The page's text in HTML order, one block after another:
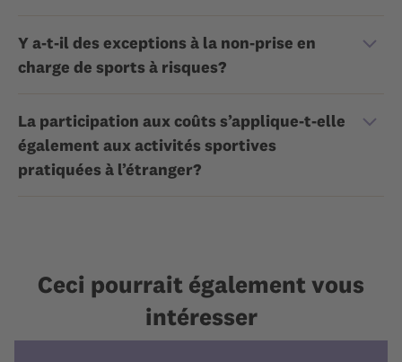
Y a-t-il des exceptions à la non-prise en
charge de sports à risques?
La participation aux coûts s’applique-t-elle
également aux activités sportives
pratiquées à l’étranger?
Ceci pourrait également vous
intéresser